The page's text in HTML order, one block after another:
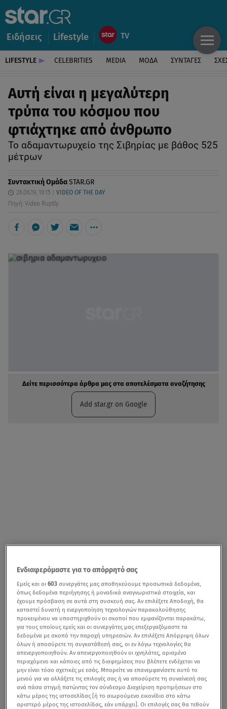
Ειδήσεις Lifestyle
LIFESTYLE CELEBRITIES MEDIA ΜΟΔΑ ΣΥΝΤΑΓΕΣ
Αυτή είναι η μεγαλύτερη
τρύπα του κόσμου που
φτιάχτηκε από άνθρωπο
Το αδαμαντωρυχείο της Σιβηρίας με βάθος 525
μέτρων
Συντακτική ΟμάδαSTAR.GR
26.06.19, 10:15
VIDEO OF THE DAY
Πηγή: Video Ruptly
Δείτε περισσότερα άρθρα μας στα αποτελέσματα αναζήτησης
Add star.gr on Google
Ενδιαφερόμαστε για το απόρρητό σας
Εμείς και οι603 συνεργάτες μας αποθηκεύουμε προσωπικά δεδομένα,
όπως δεδομένα περιήγησης ή μοναδικά αναγνωριστικά στοιχεία, και
έχουμε πρόσβαση σε αυτά στη συσκευή σας. Αν επιλέξετε Αποδοχή, θα
καταστεί δυνατή η ενεργοποίηση τεχνολογιών παρακολούθησης
προκειμένου να υποστηριχθούν οι σκοποί που εμφανίζονται παρακάτω,
για τους οποίους εμείς και οι συνεργάτες μας επεξεργαζόμαστε τα
δεδομένα με σκοπό την παροχή υπηρεσιών. Αν επιλέξετε Απόρριψη όλων
όλων ή αποσύρετε τη συγκατάθεσή σας, οι εν λόγω τεχνολογίες θα
απενεργοποιηθούν. Αν απενεργοποιηθούν οι ιχνηλάτες, ορισμένο
περιεχόμενο και κάποιες από τις διαφημίσεις που βλέπετε ενδέχεται να
μην είναι τόσο σχετικές με εσάς. Μπορείτε να επανεμφανίσετε αυτό το
μενού για να αλλάξετε τις επιλογές σας ή να αποσύρετε τη συναίνεσή σας
ανά πάσα στιγμή πατώντας τον σύνδεσμο Διαχείριση προτιμήσεων στο
κάτω μέρος της ιστοσελίδας [ή το αιωρούμενο εικονίδιο στο κάτω
αριστερό μέρος της ιστοσελίδας, εάν υπάρχει]. Οι επιλογές σας θα τεθούν